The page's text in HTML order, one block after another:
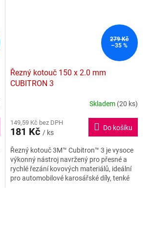
279 Kč
–35 %
Řezný kotouč 150 x 2.0 mm
CUBITRON 3
produktu
je
z
5
hvězdiček.
Skladem (20 ks)
149,59 Kč bez DPH
181 Kč / ks
Do košíku
Řezný kotouč 3M™ Cubitron™ 3 je vysoce
výkonný nástroj navržený pro přesné a
rychlé řezání kovových materiálů, ideální
pro automobilové karosářské díly, tenké